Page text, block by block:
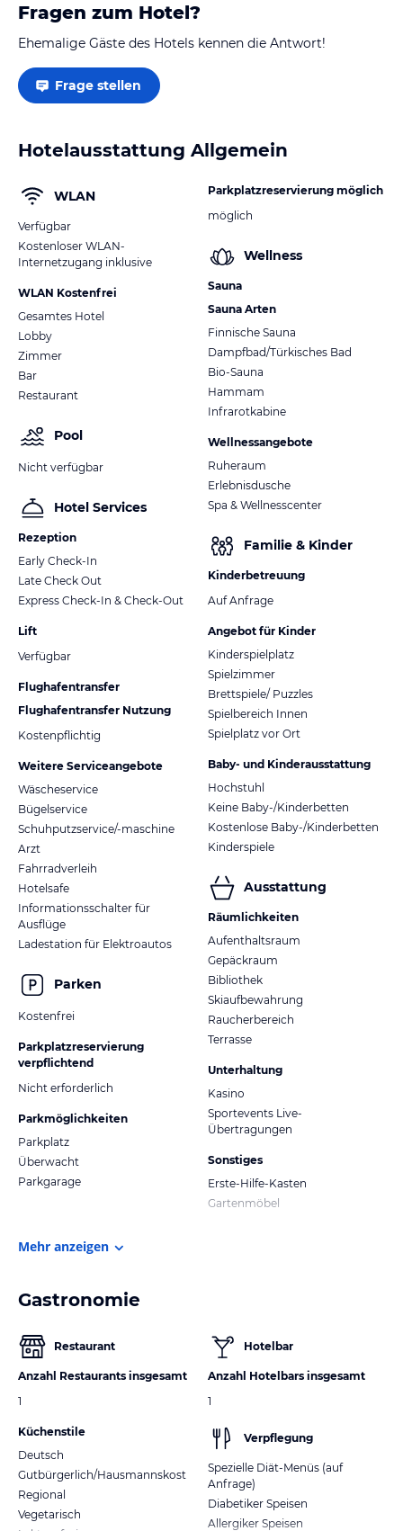
Fragen zum Hotel?
Ehemalige Gäste des Hotels kennen die Antwort!
Frage stellen
Hotelausstattung Allgemein
WLAN
Verfügbar
Kostenloser WLAN-
Internetzugang inklusive
WLAN Kostenfrei
Gesamtes Hotel
Lobby
Zimmer
Bar
Restaurant
Pool
Nicht verfügbar
Hotel Services
Rezeption
Early Check-In
Late Check Out
Express Check-In & Check-Out
Lift
Verfügbar
Flughafentransfer
Flughafentransfer Nutzung
Kostenpflichtig
Weitere Serviceangebote
Wäscheservice
Bügelservice
Schuhputzservice/-maschine
Arzt
Fahrradverleih
Hotelsafe
Informationsschalter für
Ausflüge
Ladestation für Elektroautos
Parken
Kostenfrei
Parkplatzreservierung
verpflichtend
Nicht erforderlich
Parkmöglichkeiten
Parkplatz
Überwacht
Parkgarage
Parkplatzreservierung möglich
möglich
Wellness
Sauna
Sauna Arten
Finnische Sauna
Dampfbad/Türkisches Bad
Bio-Sauna
Hammam
Infrarotkabine
Wellnessangebote
Ruheraum
Erlebnisdusche
Spa & Wellnesscenter
Familie & Kinder
Kinderbetreuung
Auf Anfrage
Angebot für Kinder
Kinderspielplatz
Spielzimmer
Brettspiele/ Puzzles
Spielbereich Innen
Spielplatz vor Ort
Baby- und Kinderausstattung
Hochstuhl
Keine Baby-/Kinderbetten
Kostenlose Baby-/Kinderbetten
Kinderspiele
Ausstattung
Räumlichkeiten
Aufenthaltsraum
Gepäckraum
Bibliothek
Skiaufbewahrung
Raucherbereich
Terrasse
Unterhaltung
Kasino
Sportevents Live-
Übertragungen
Sonstiges
Erste-Hilfe-Kasten
Gartenmöbel
Mehr anzeigen
Gastronomie
Restaurant
Anzahl Restaurants insgesamt
1
Küchenstile
Deutsch
Gutbürgerlich/Hausmannskost
Regional
Vegetarisch
Hotelbar
Anzahl Hotelbars insgesamt
1
Verpflegung
Spezielle Diät-Menüs (auf
Anfrage)
Diabetiker Speisen
Allergiker Speisen